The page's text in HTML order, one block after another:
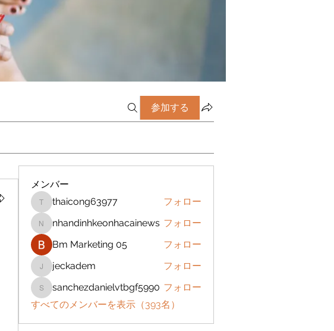
参加する
メンバー
thaicong63977
thaicong63977 フォロー
nhandinhkeonhacainews
nhandinhkeonhacainews フォロー
Bm Marketing 05
フォロー
jeckadem
jeckadem フォロー
sanchezdanielvtbgf5990
sanchezdanielvtbgf5990 フォロー
すべてのメンバーを表示（393名）